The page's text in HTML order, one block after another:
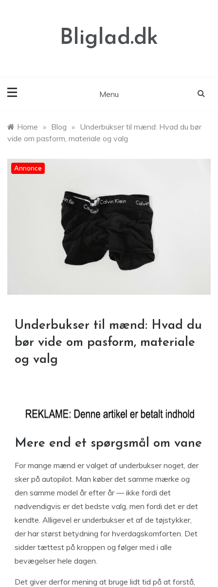
Bliglad.dk
Menu
Home » Blog » Underbukser til mænd: Hvad du bør
vide om pasform, materiale og valg
Annonce
Underbukser til mænd: Hvad du
bør vide om pasform, materiale
og valg
Mere end et spørgsmål om vane
For mange mænd er valget af underbukser noget, der
sker på autopilot. Man køber det samme mærke og
den samme model år efter år — ikke fordi det
nødvendigvis er det bedste valg, men fordi det er det
kendte. Alligevel er underbukser et af de tøjstykker,
der har størst betydning for hverdagskomforten. Det
sidder tættest på kroppen og følger med i alle
bevægelser hele dagen.
Det giver derfor mening at bruge lidt tid på at forstå,